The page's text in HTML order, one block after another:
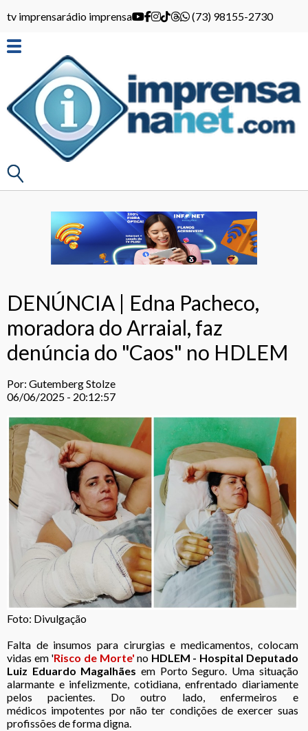
tv imprensarádio imprensa (73) 98155-2730
DENÚNCIA | Edna Pacheco,
moradora do Arraial, faz
denúncia do "Caos" no HDLEM
Por: Gutemberg Stolze
06/06/2025 - 20:12:57
Foto: Divulgação
Falta de insumos para cirurgias e medicamentos, colocam
vidas em 'Risco de Morte'no HDLEM - Hospital Deputado
Luiz Eduardo Magalhães em Porto Seguro. Uma situação
alarmante e infelizmente, cotidiana, enfrentado diariamente
pelos pacientes. Do outro lado, enfermeiros e
médicos impotentes por não ter condições de exercer suas
profissões de forma digna.